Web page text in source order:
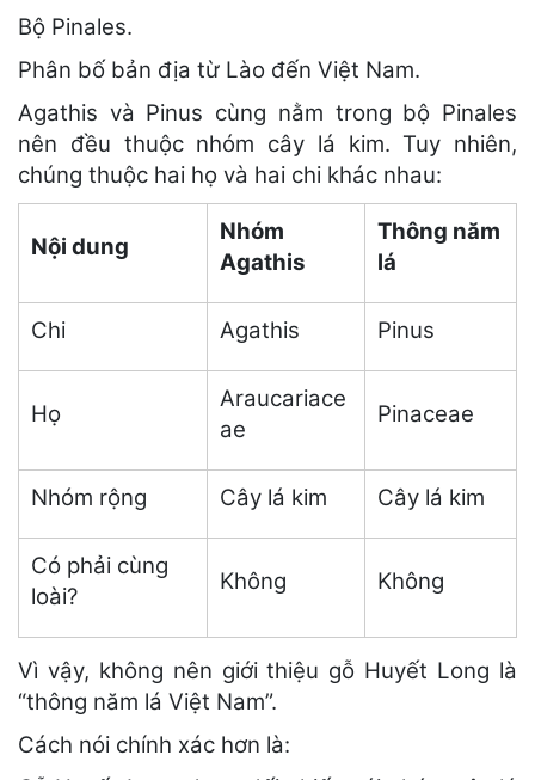
Bộ Pinales.
Phân bố bản địa từ Lào đến Việt Nam.
Agathis và Pinus cùng nằm trong bộ Pinales
nên đều thuộc nhóm cây lá kim. Tuy nhiên,
chúng thuộc hai họ và hai chi khác nhau:
Nội dung
Nhóm
Agathis
Thông năm
lá
Chi Agathis Pinus
Họ
Araucariace
ae
Pinaceae
Nhóm rộng Cây lá kim Cây lá kim
Có phải cùng
loài?
Không Không
Vì vậy, không nên giới thiệu gỗ Huyết Long là
“thông năm lá Việt Nam”.
Cách nói chính xác hơn là: